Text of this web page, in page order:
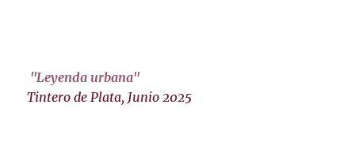
"Leyenda urbana"
Tintero de Plata, Junio 2025